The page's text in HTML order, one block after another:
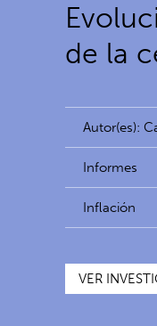
de la
Autor(es):
Informes
Inflación
VER